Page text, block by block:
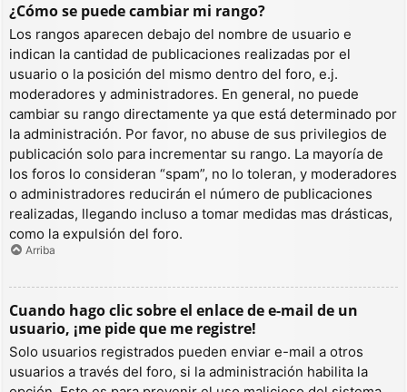
¿Cómo se puede cambiar mi rango?
Los rangos aparecen debajo del nombre de usuario e
indican la cantidad de publicaciones realizadas por el
usuario o la posición del mismo dentro del foro, e.j.
moderadores y administradores. En general, no puede
cambiar su rango directamente ya que está determinado por
la administración. Por favor, no abuse de sus privilegios de
publicación solo para incrementar su rango. La mayoría de
los foros lo consideran “spam”, no lo toleran, y moderadores
o administradores reducirán el número de publicaciones
realizadas, llegando incluso a tomar medidas mas drásticas,
como la expulsión del foro.
Arriba
Cuando hago clic sobre el enlace de e-mail de un
usuario, ¡me pide que me registre!
Solo usuarios registrados pueden enviar e-mail a otros
usuarios a través del foro, si la administración habilita la